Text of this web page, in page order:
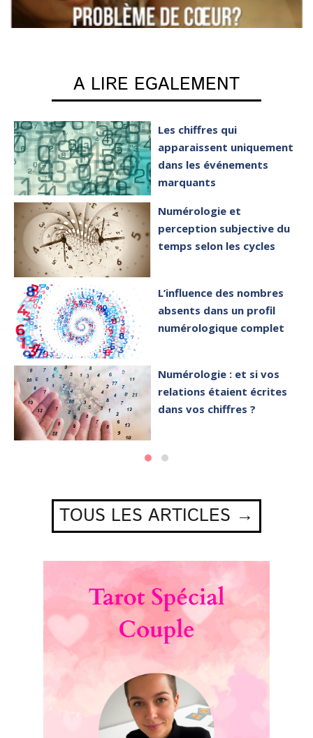
A LIRE EGALEMENT
Les chiffres qui
apparaissent uniquement
dans les événements
marquants
Numérologie et
perception subjective du
temps selon les cycles
L’influence des nombres
absents dans un profil
numérologique complet
Numérologie : et si vos
relations étaient écrites
dans vos chiffres ?
TOUS LES ARTICLES →